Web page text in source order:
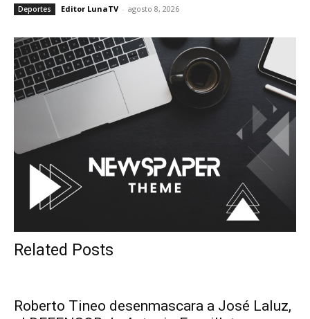
Deportes Editor LunaTV - agosto 8, 2026
Related Posts
Roberto Tineo desenmascara a José Laluz,